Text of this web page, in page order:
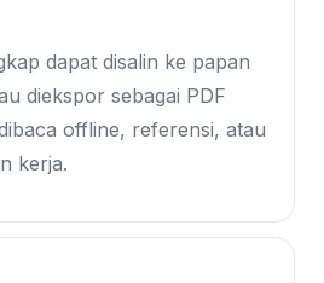
dapat disalin ke papan
diekspor sebagai PDF
offline, referensi, atau
kerja.